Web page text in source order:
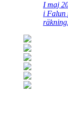
I maj
i Falun